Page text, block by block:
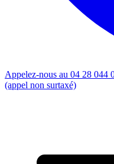
Appelez-nous au 04 28 044
(appel non surtaxé)